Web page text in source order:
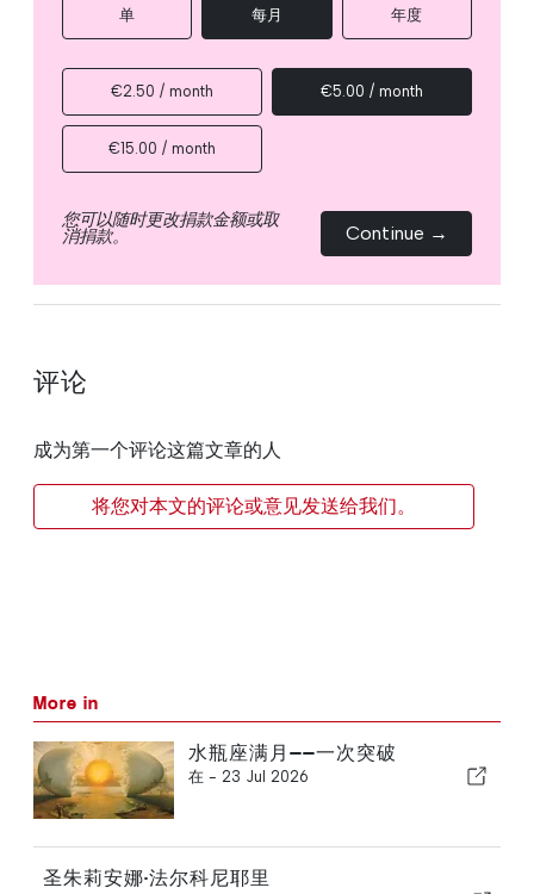
单 每月 年度
€2.50 / month €5.00 / month
€15.00 / month
您可以随时更改捐款金额或取
消捐款。 Continue →
评论
成为第一个评论这篇文章的人
将您对本文的评论或意见发送给我们。
More in
水瓶座满月——一次突破
在 - 23 Jul 2026
圣朱莉安娜·法尔科尼耶里